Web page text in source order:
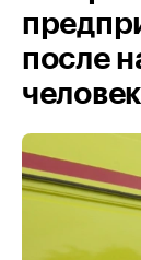
после